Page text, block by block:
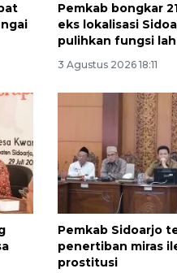
Pemkab bongkar
eks lokalisasi
pulihkan fungsi
3 Agustus 2026 18:11
Pemkab Sidoarjo
penertiban miras
prostitusi